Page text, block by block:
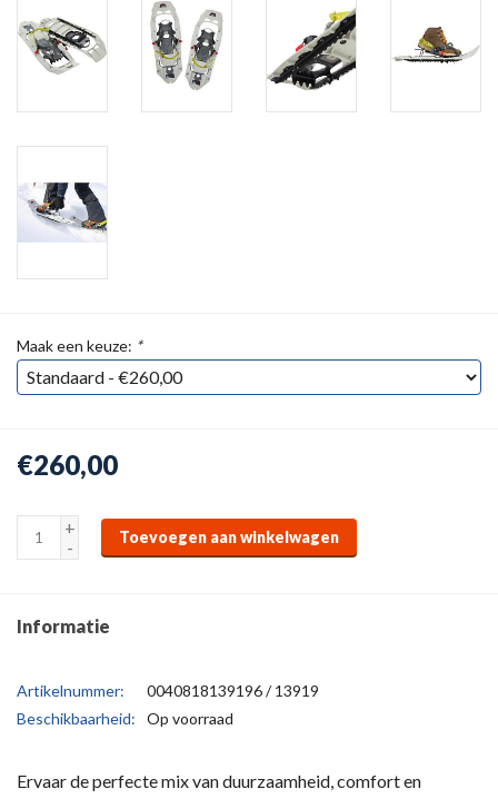
Maak een keuze: *
€260,00
+
-
Toevoegen aan winkelwagen
Informatie
Artikelnummer:
0040818139196 / 13919
Beschikbaarheid:
Op voorraad
Ervaar de perfecte mix van duurzaamheid, comfort en